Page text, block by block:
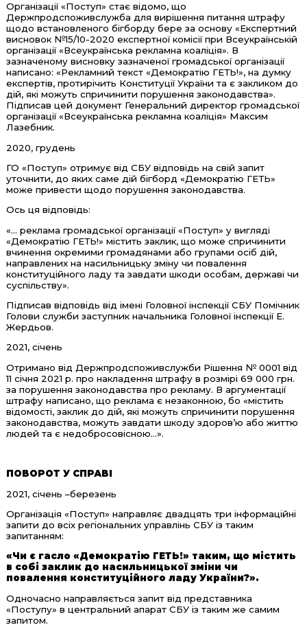
Організації «Поступ» стає відомо, що
Держпродспоживслужба для вирішення питання штрафу
щодо встановленого бігборду бере за основу «Експертний
висновок №15/10-2020 експертної комісії при Всеукраїнській
організації «Всеукраїнська рекламна коаліція». В
зазначеному висновку зазначеної громадської організації
написано: «Рекламний текст «Демократію ГЕТЬ!», на думку
експертів, протирічить Конституції України та є закликом до
дій, які можуть спричинити порушення законодавства».
Підписав цей документ Генеральний директор громадської
організації «Всеукраїнська рекламна коаліція» Максим
Лазебник.
2020, грудень
ГО «Поступ» отримує від СБУ відповідь на свій запит
уточнити, до яких саме дій бігборд «Демократію ГЕТЬ»
може привести щодо порушення законодавства.
Ось ця відповідь:
«… реклама громадської організації «Поступ» у вигляді
«Демократію ГЕТЬ!» містить заклик, що може спричинити
вчинення окремими громадянами або групами осіб дій,
направлених на насильницьку зміну чи повалення
конституційного ладу та завдати шкоди особам, державі чи
суспільству».
Підписав відповідь від імені Головної інспекції СБУ Помічник
Голови служби заступник начальника Головної інспекції Е.
Жердьов.
2021, січень
Отримано від Держпродспоживслужби Рішення № 0001 від
11 січня 2021 р. про накладення штрафу в розмірі 69 000 грн.
за порушення законодавства про рекламу. В аргументації
штрафу написано, що реклама є незаконною, бо «містить
відомості, заклик до дій, які можуть спричинити порушення
законодавства, можуть завдати шкоду здоров’ю або життю
людей та є недобросовісною…».
ПОВОРОТ У СПРАВІ
2021, січень –березень
Організація «Поступ» направляє двадцять три інформаційні
запити до всіх регіональних управлінь СБУ із таким
запитанням:
«Чи є гасло «Демократію ГЕТЬ!» таким, що містить
в собі заклик до насильницької зміни чи
повалення конституційного ладу України?».
Одночасно направляється запит від представника
«Поступу» в центральний апарат СБУ із таким же самим
запитом.